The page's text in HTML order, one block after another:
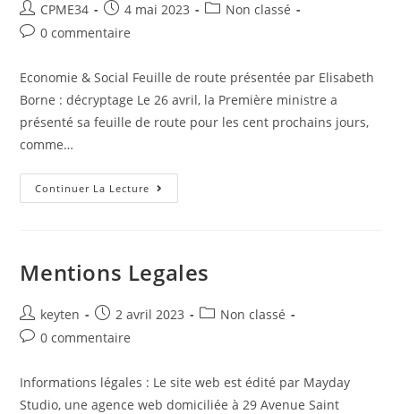
CPME34 4 mai 2023
Non classé
0 commentaire
Economie & Social Feuille de route présentée par Elisabeth
Borne : décryptage Le 26 avril, la Première ministre a
présenté sa feuille de route pour les cent prochains jours,
comme…
Continuer La Lecture
Mentions Legales
keyten 2 avril 2023
Non classé
0 commentaire
Informations légales : Le site web est édité par Mayday
Studio, une agence web domiciliée à 29 Avenue Saint